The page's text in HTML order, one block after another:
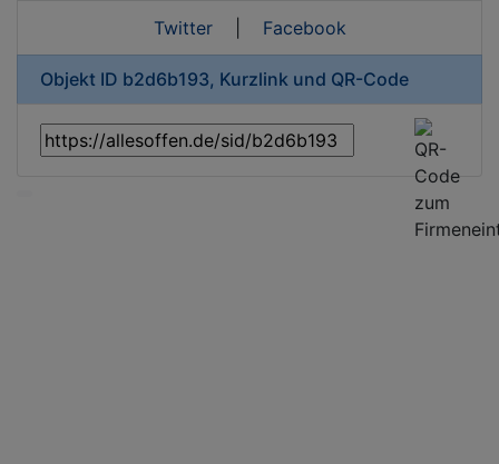
Twitter| Facebook
Objekt ID b2d6b193, Kurzlink und QR-Code